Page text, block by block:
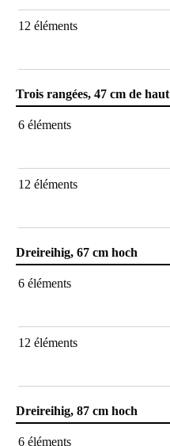
12 éléments
Trois rangées, 47 cm de haut
6 éléments
12 éléments
Dreireihig, 67 cm hoch
6 éléments
12 éléments
Dreireihig, 87 cm hoch
6 éléments